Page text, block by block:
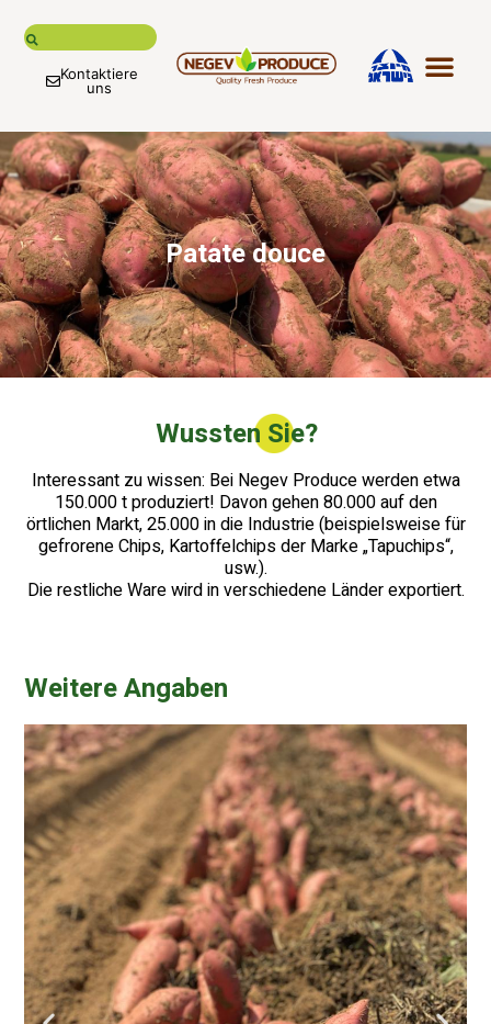
Kontaktiere
uns
Patate douce
Wussten Sie?
Interessant zu wissen: Bei Negev Produce werden etwa
150.000 t produziert! Davon gehen 80.000 auf den
örtlichen Markt, 25.000 in die Industrie (beispielsweise für
gefrorene Chips, Kartoffelchips der Marke „Tapuchips“,
usw.).
Die restliche Ware wird in verschiedene Länder exportiert.
Weitere Angaben